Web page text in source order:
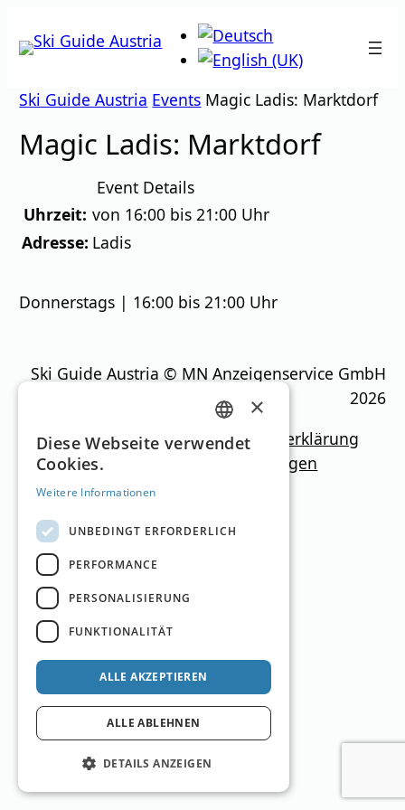
Inhalt
Ski Guide Austria Events Magic Ladis: Marktdorf
Magic Ladis: Marktdorf
Event Details
Uhrzeit: von 16:00 bis 21:00 Uhr
Adresse: Ladis
Donnerstags | 16:00 bis 21:00 Uhr
Ski Guide Austria © MN Anzeigenservice GmbH
2026
ImpressumMediadatenDatenschutzerklärung
NewsletterKontakt Cookie-Einstellungen
GERMAN
×
Diese Webseite verwendet
Cookies.
Weitere Informationen
UNBEDINGT ERFORDERLICH
PERFORMANCE
PERSONALISIERUNG
FUNKTIONALITÄT
ALLE AKZEPTIEREN
ALLE ABLEHNEN
DETAILS ANZEIGEN